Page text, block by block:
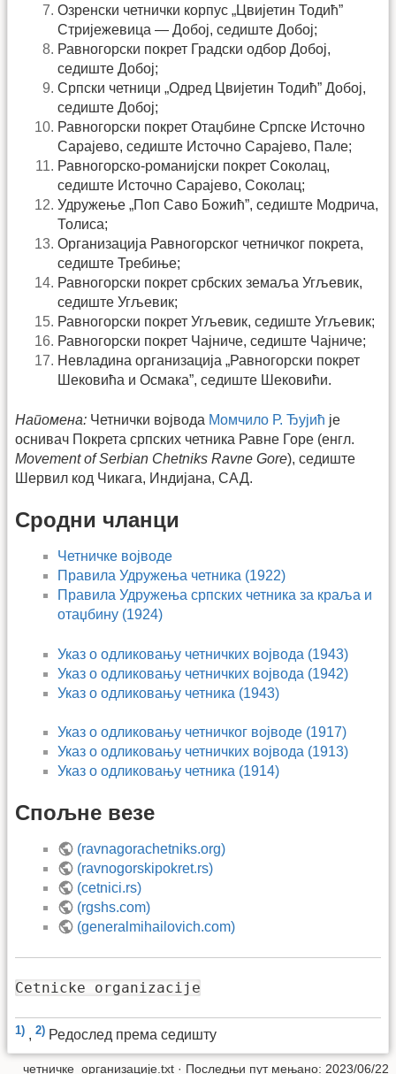
Озренски четнички корпус „Цвијетин Тодић”
Стријежевица — Добој, седиште Добој;
Равногорски покрет Градски одбор Добој,
седиште Добој;
Српски четници „Одред Цвијетин Тодић” Добој,
седиште Добој;
Равногорски покрет Отаџбине Српске Источно
Сарајево, седиште Источно Сарајево, Пале;
Равногорско-романијски покрет Соколац,
седиште Источно Сарајево, Соколац;
Удружење „Поп Саво Божић”, седиште Модрича,
Толиса;
Организација Равногорског четничког покрета,
седиште Требиње;
Равногорски покрет србских земаља Угљевик,
седиште Угљевик;
Равногорски покрет Угљевик, седиште Угљевик;
Равногорски покрет Чајниче, седиште Чајниче;
Невладина организација „Равногорски покрет
Шековића и Осмака”, седиште Шековићи.
Напомена: Четнички војвода Момчило Р. Ђујић је
оснивач Покрета српских четника Равне Горе (енгл.
Movement of Serbian Chetniks Ravne Gore), седиште
Шервил код Чикага, Индијана, САД.
Сродни чланци
Четничке војводе
Правила Удружења четника (1922)
Правила Удружења српских четника за краља и
отаџбину (1924)
Указ о одликовању четничких војвода (1943)
Указ о одликовању четничких војвода (1942)
Указ о одликовању четника (1943)
Указ о одликовању четничког војводе (1917)
Указ о одликовању четничких војвода (1913)
Указ о одликовању четника (1914)
Спољне везе
(ravnagorachetniks.org)
(ravnogorskipokret.rs)
(cetnici.rs)
(rgshs.com)
(generalmihailovich.com)
Cetnicke organizacije
1) , 2) Редослед према седишту
четничке_организације.txt · Последњи пут мењано: 2023/06/22